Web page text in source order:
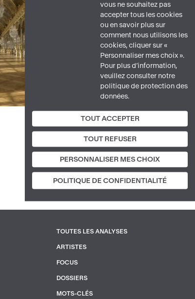
vous ne souhaitez pas
accepter tous les cookies
ou en savoir plus sur
comment nous utilisons les
cookies, cliquer sur «
Personnaliser mes choix ».
Pour plus d’information,
veuillez consulter notre
politique de protection des
données.
TOUT ACCEPTER
TOUT REFUSER
PERSONNALISER MES CHOIX
POLITIQUE DE CONFIDENTIALITÉ
PAGE
2
TOUTES LES ANALYSES
ARTISTES
FOCUS
DOSSIERS
MOTS-CLÉS